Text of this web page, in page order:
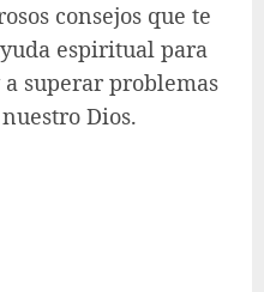
consejos que te
espiritual para
superar problemas
Dios.